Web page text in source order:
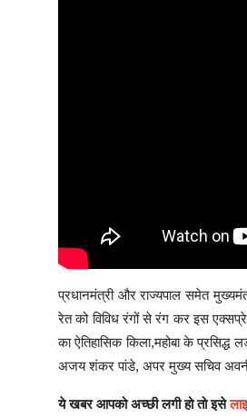
प्रधानमंत्री और राज्यपाल समेत
रेत को विविध रंगों से रंग कर इस
का ऐतिहासिक किला,महोबा के
अजय शंकर पांडे, अपर मुख्य सचिव
ये खबर आपको अच्छी लगी हो तो इसे